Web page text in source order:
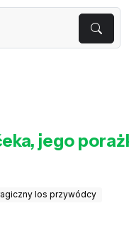
jego
los przywódcy